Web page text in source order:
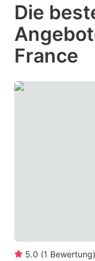
to
get
the
keyboard
Die
France
5.0 (1 Bewertung)